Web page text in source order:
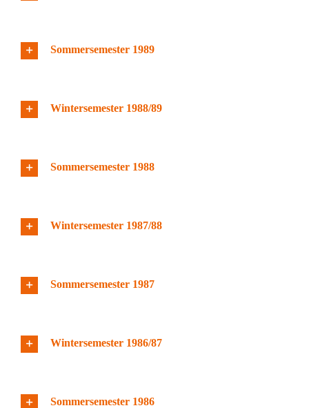
Sommersemester 1989
Wintersemester 1988/89
Sommersemester 1988
Wintersemester 1987/88
Sommersemester 1987
Wintersemester 1986/87
Sommersemester 1986